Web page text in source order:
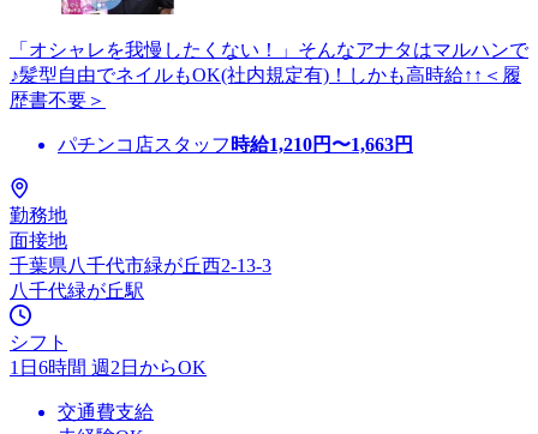
「オシャレを我慢したくない！」そんなアナタはマルハンで
♪髪型自由でネイルもOK(社内規定有)！しかも高時給↑↑＜履
歴書不要＞
パチンコ店スタッフ 時給1,210円〜1,663円
勤務地
面接地
千葉県八千代市緑が丘西2-13-3
八千代緑が丘駅
シフト
1日6時間 週2日からOK
交通費支給